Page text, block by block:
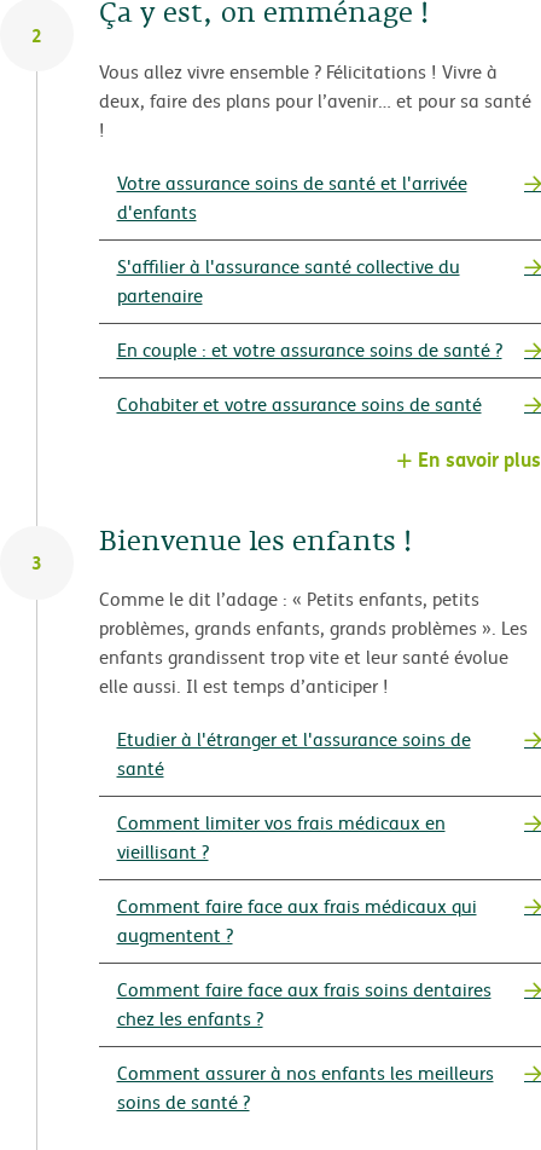
2
Ça y est, on emménage !
Vous allez vivre ensemble ? Félicitations ! Vivre à
deux, faire des plans pour l’avenir… et pour sa santé
!
Votre assurance soins de santé et l'arrivée
d'enfants
S'affilier à l'assurance santé collective du
partenaire
En couple : et votre assurance soins de santé ?
Cohabiter et votre assurance soins de santé
En savoir plus
3
Bienvenue les enfants !
Comme le dit l’adage : « Petits enfants, petits
problèmes, grands enfants, grands problèmes ». Les
enfants grandissent trop vite et leur santé évolue
elle aussi. Il est temps d’anticiper !
Etudier à l'étranger et l'assurance soins de
santé
Comment limiter vos frais médicaux en
vieillisant ?
Comment faire face aux frais médicaux qui
augmentent ?
Comment faire face aux frais soins dentaires
chez les enfants ?
Comment assurer à nos enfants les meilleurs
soins de santé ?